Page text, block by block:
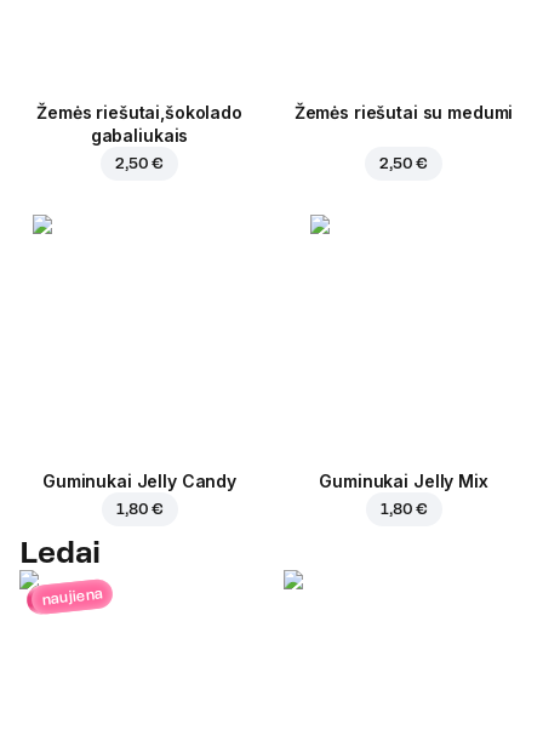
Žemės riešutai,šokolado
gabaliukais
2,50 €
Žemės riešutai su medumi
2,50 €
Guminukai Jelly Candy
1,80 €
Guminukai Jelly Mix
1,80 €
Ledai
naujiena